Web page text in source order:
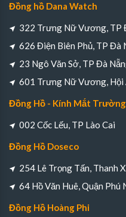
Đồng hồ Dana Watch
322 Trưng Nữ Vương, TP
626 Điện Biên Phủ, TP Đà
23 Ngô Văn Sở, TP Đà
601 Trưng Nữ Vương, Hội
Đồng Hồ - Kính Mắt
002 Cốc Lếu, TP Lào Cai
Đồng Hồ Doseco
254 Lê Trọng Tấn, Thanh
64 Hồ Văn Huê, Quận Phú
Đồng Hồ Hoàng Phi